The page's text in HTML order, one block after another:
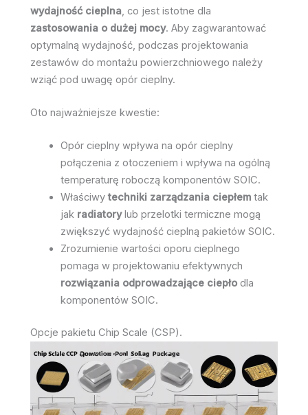
wydajność cieplna, co jest istotne dla
zastosowania o dużej mocy. Aby zagwarantować
optymalną wydajność, podczas projektowania
zestawów do montażu powierzchniowego należy
wziąć pod uwagę opór cieplny.
Oto najważniejsze kwestie:
Opór cieplny wpływa na opór cieplny
połączenia z otoczeniem i wpływa na ogólną
temperaturę roboczą komponentów SOIC.
Właściwy techniki zarządzania ciepłemtak
jak radiatorylub przelotki termiczne mogą
zwiększyć wydajność cieplną pakietów SOIC.
Zrozumienie wartości oporu cieplnego
pomaga w projektowaniu efektywnych
rozwiązania odprowadzające ciepłodla
komponentów SOIC.
Opcje pakietu Chip Scale (CSP).